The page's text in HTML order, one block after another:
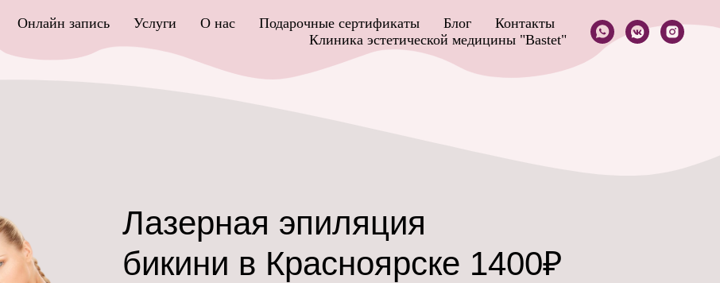
Онлайн запись Услуги О нас Подарочные сертификаты Блог
Контакты
Клиника эстетической медицины "Bastet"
Лазерная эпиляция
бикини в Красноярске 1400₽